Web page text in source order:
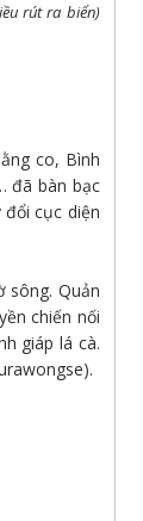
rút ra biển)
co, Bình
đã bàn bạc
cục diện
sông. Quản
chiến nối
giáp lá cà.